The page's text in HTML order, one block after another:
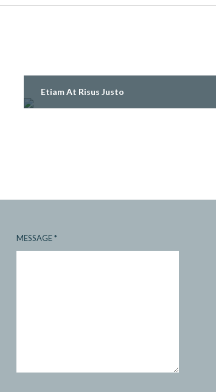
Etiam At Risus Justo
MESSAGE*